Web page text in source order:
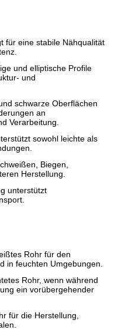
für eine stabile Nähqualität
und elliptische Profile
und
schwarze Oberflächen
an
Verarbeitung.
sowohl leichte als
Biegen,
Herstellung.
unterstützt
Rohr für den
in feuchten Umgebungen.
Rohr, wenn während
ein vorübergehender
für die Herstellung,